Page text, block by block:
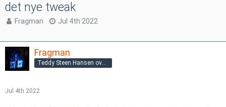
det nye tweak
Fragman Jul 4th 2022
Fragman
Teddy Steen Hansen overgnu@gmail.com
Jul 4th 2022